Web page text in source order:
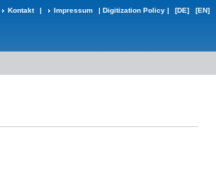
Kontakt | Impressum | Digitization Policy | [DE] [EN]